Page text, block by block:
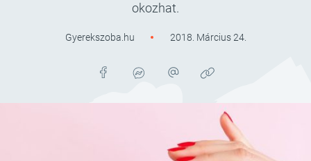
okozhat.
Gyerekszoba.hu 2018. Március 24.